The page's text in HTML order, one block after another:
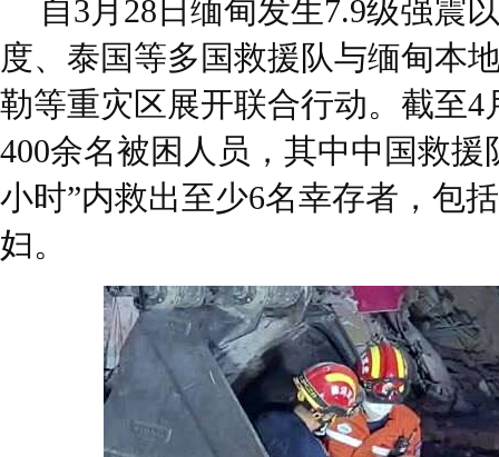
自3月28日缅甸发生7.9级强震
度、泰国等多国救援队与缅甸本
勒等重灾区展开联合行动。截至
400余名被困人员，其中中国救援
小时”内救出至少6名幸存者，包
妇。